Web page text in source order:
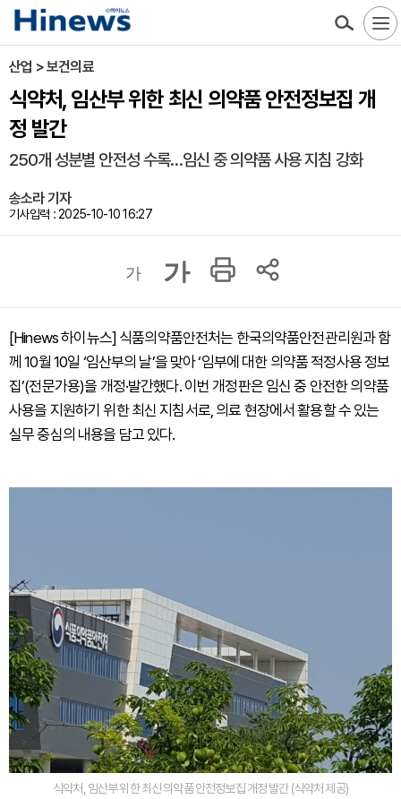
산업 > 보건의료
식약처, 임산부 위한 최신 의약품 안전정보집 개
정 발간
250개 성분별 안전성 수록…임신 중 의약품 사용 지침 강화
송소라 기자
기사입력 : 2025-10-10 16:27
가 가
[Hinews 하이뉴스] 식품의약품안전처는 한국의약품안전관리원과 함
께 10월 10일 ‘임산부의 날’을 맞아 ‘임부에 대한 의약품 적정사용 정보
집’(전문가용)을 개정·발간했다. 이번 개정판은 임신 중 안전한 의약품
사용을 지원하기 위한 최신 지침서로, 의료 현장에서 활용할 수 있는
실무 중심의 내용을 담고 있다.
식약처, 임산부 위한 최신 의약품 안전정보집 개정 발간 (식약처 제공)